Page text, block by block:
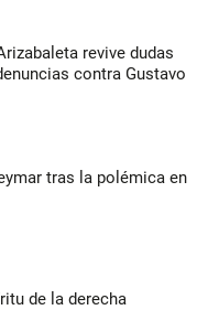
revive dudas
contra Gustavo
tras la polémica en
de la derecha